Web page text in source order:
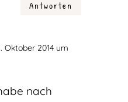
Antworten
Oktober 2014 um
nach